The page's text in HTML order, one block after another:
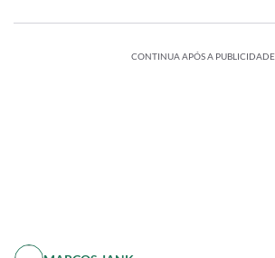
CONTINUA APÓS A PUBLICIDADE